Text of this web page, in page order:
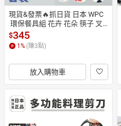
現貨&發票🔥抓日貨 日本 WPC
環保餐具組 花卉 花朵 筷子 叉
子 湯匙 隨身餐具 環保 日系 文
青 可愛 復古
$345
1 % (賺3點)
放入購物車